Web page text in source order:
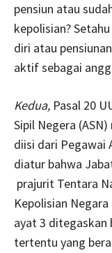
pensiun atau
kepolisian?
diri atau
aktif sebagai
Kedua, Pasal 20
Sipil Negera
diisi dari Pegawai
diatur bahwa
prajurit Tentara
Kepolisian
ayat 3 ditegaskan
tertentu yang